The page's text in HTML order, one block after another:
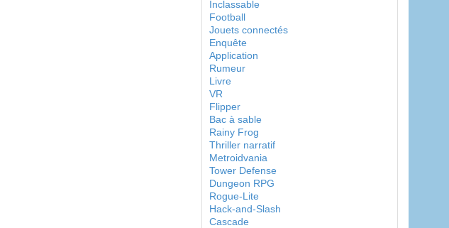
Inclassable
Football
Jouets connectés
Enquête
Application
Rumeur
Livre
VR
Flipper
Bac à sable
Rainy Frog
Thriller narratif
Metroidvania
Tower Defense
Dungeon RPG
Rogue-Lite
Hack-and-Slash
Cascade